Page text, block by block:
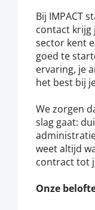
Bij IMPACT
contact krijg
sector kent
goed te
ervaring, je
het best bij
We zorgen
slag gaat:
weet altijd
contract tot
Onze